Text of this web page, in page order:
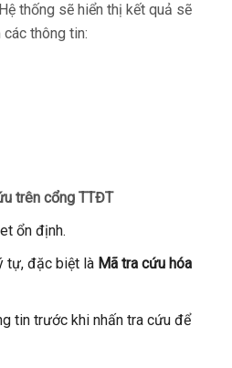
thống sẽ hiển thị kết quả sẽ
thông tin:
trên cổng TTĐT
ổn định.
tự, đặc biệt là Mã tra cứu hóa
tin trước khi nhấn tra cứu để